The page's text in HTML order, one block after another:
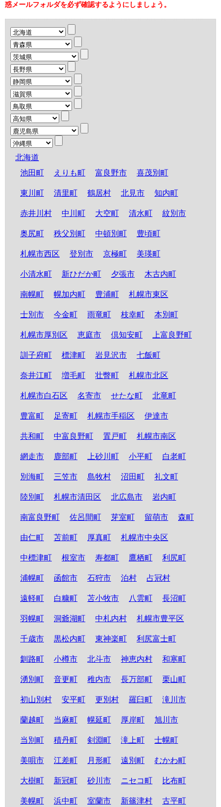
惑メールフォルダを必ず確認するようにしましょう。
北海道
池田町
えりも町 富良野市 喜茂別町
東川町 清里町 鶴居村 北見市 知内町
赤井川村 中川町 大空町 清水町 紋別市
奥尻町 秩父別町 中頓別町 豊頃町
札幌市西区 登別市 京極町 美瑛町
小清水町 新ひだか町 夕張市 木古内町
南幌町 幌加内町 豊浦町 札幌市東区
士別市 今金町 雨竜町 枝幸町 本別町
札幌市厚別区 恵庭市 倶知安町 上富良野町
訓子府町 標津町 岩見沢市 七飯町
奈井江町 増毛町 壮瞥町 札幌市北区
札幌市白石区 名寄市 せたな町 北竜町
豊富町 足寄町 札幌市手稲区 伊達市
共和町 中富良野町 置戸町 札幌市南区
網走市 鹿部町 上砂川町 小平町 白老町
別海町 三笠市 島牧村 沼田町 礼文町
陸別町 札幌市清田区 北広島市 岩内町
南富良野町 佐呂間町 芽室町 留萌市 森町
由仁町 苫前町 厚真町 札幌市中央区
中標津町 根室市 寿都町 鷹栖町 利尻町
浦幌町 函館市 石狩市 泊村 占冠村
遠軽町 白糠町 苫小牧市 八雲町 長沼町
羽幌町 洞爺湖町 中札内村 札幌市豊平区
千歳市 黒松内町 東神楽町 利尻富士町
釧路町 小樽市 北斗市 神恵内村 和寒町
湧別町 音更町 稚内市 長万部町 栗山町
初山別村 安平町 更別村 羅臼町 滝川市
蘭越町 当麻町 幌延町 厚岸町 旭川市
当別町 積丹町 剣淵町 滝上町 士幌町
美唄市 江差町 月形町 遠別町 むかわ町
大樹町 新冠町 砂川市 ニセコ町 比布町
美幌町 浜中町 室蘭市 新篠津村 古平町